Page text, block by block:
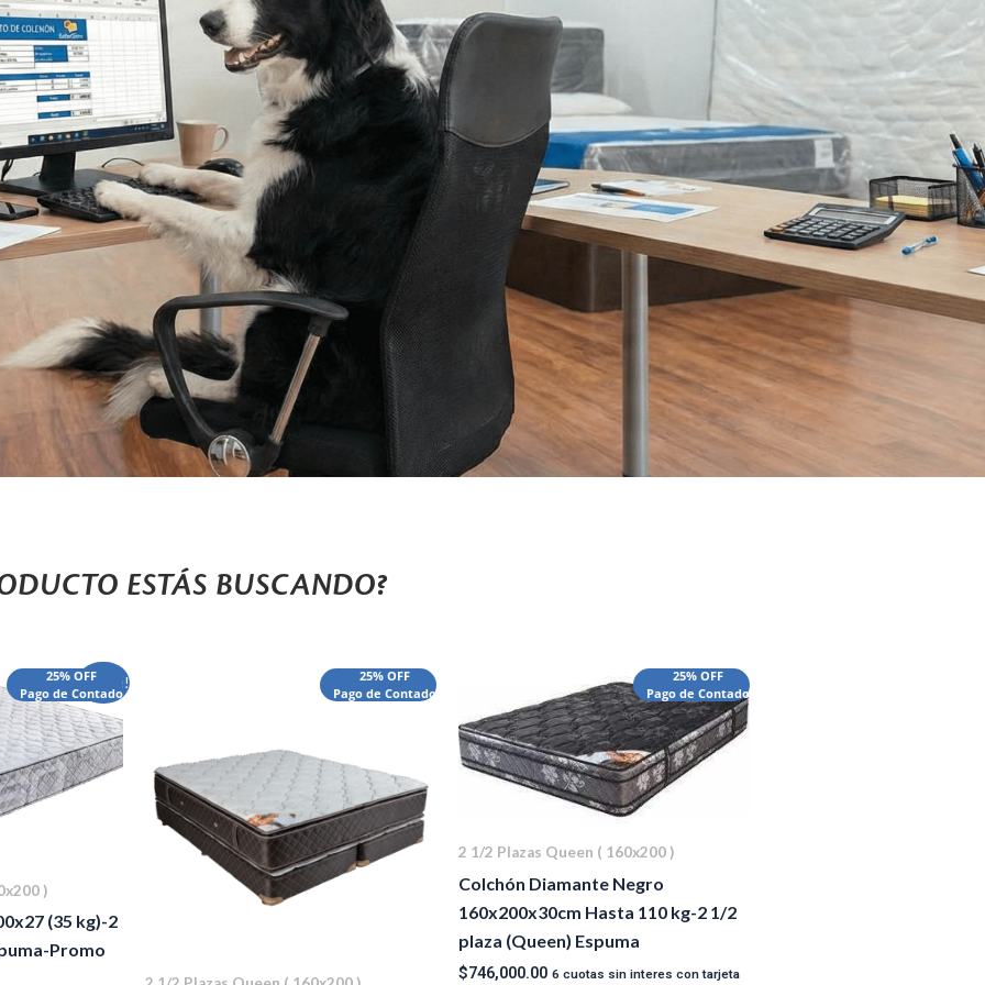
video
ESTÁS BUSCANDO?
¡Oferta!
25% OFF
Pago de Contado
)
(35 kg)-2
Promo
precio
actual
es:
$860,000.00.
25% OFF
Pago de Contado
25% OFF
Pago de Contado
2 1/2 Plazas Queen ( 160x200 )
Colchón Diamante Negro
160x200x30cm Hasta 110 kg-2 1/2
plaza (Queen) Espuma
$746,000.00 6 cuotas sin interes con tarjeta